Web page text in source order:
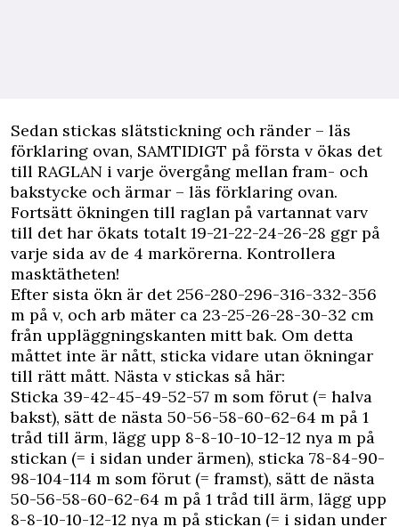
Sedan stickas slätstickning och ränder – läs
förklaring ovan, SAMTIDIGT på första v ökas det
till RAGLAN i varje övergång mellan fram- och
bakstycke och ärmar – läs förklaring ovan.
Fortsätt ökningen till raglan på vartannat varv
till det har ökats totalt 19-21-22-24-26-28 ggr på
varje sida av de 4 markörerna. Kontrollera
masktätheten!
Efter sista ökn är det 256-280-296-316-332-356
m på v, och arb mäter ca 23-25-26-28-30-32 cm
från uppläggningskanten mitt bak. Om detta
måttet inte är nått, sticka vidare utan ökningar
till rätt mått. Nästa v stickas så här:
Sticka 39-42-45-49-52-57 m som förut (= halva
bakst), sätt de nästa 50-56-58-60-62-64 m på 1
tråd till ärm, lägg upp 8-8-10-10-12-12 nya m på
stickan (= i sidan under ärmen), sticka 78-84-90-
98-104-114 m som förut (= framst), sätt de nästa
50-56-58-60-62-64 m på 1 tråd till ärm, lägg upp
8-8-10-10-12-12 nya m på stickan (= i sidan under